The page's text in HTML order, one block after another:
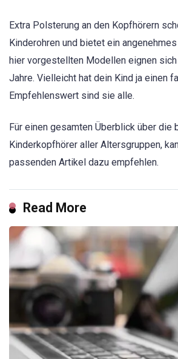
Extra Polsterung an den Kopfhörern
Kinderohren und bietet ein
hier vorgestellten Modellen eignen sich
Jahre. Vielleicht hat dein Kind ja einen
Empfehlenswert sind sie alle.
Für einen gesamten Überblick über die
Kinderkopfhörer aller Altersgruppen,
passenden Artikel dazu empfehlen.
Read More